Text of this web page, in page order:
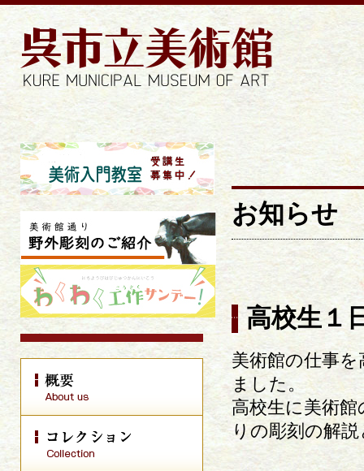
お知
お知らせ
高校生１
美術館の仕事
ました。
高校生に美術
りの彫刻の解